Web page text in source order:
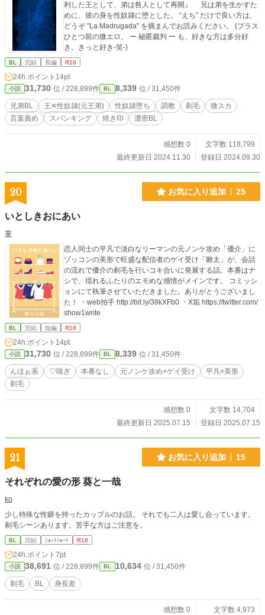
利した王として、弟は咎人として再開』 兄は弟を生かすた
めに、彼の身を性奴隷に堕とした。 “えち” だけで良い方は、
どうぞ "La Madrugada" を摘まんでお読みください。 (プラス
ひとつ前の微エロ、 ー 秘匿裁判 ー も、好きな方は多分好
き。きっと好き-笑-)
BL 完結 長編 R18
24h.ポイント 14pt
小説 31,730 位 / 228,899件 BL 8,339 位 / 31,450件
兄弟BL 王✕性奴隷(元王弟) 性奴隷堕ち 調教 剃毛
微スカ
言葉責め
スパンキング 焼き印 濃密BL
感想数 0
文字数 118,799
最終更新日 2024.11.30
登録日 2024.09.30
20 お気に入り追加 25
いとしきおにあい
掌
恋人同士の平凡で淡白なリーマンの元ノンケ攻め「優介」に
ゾッコンの美形で旺盛な配信者のゲイ受け「雛太」が、会話
の流れで優介の剃毛を行いコキ合いに発展する話。本番はナ
シで、揺れるふたりのエモめな感情がメインです。 コミッシ
ョンにて執筆させていただきました。ありがとうございまし
た！ ・web拍手 http://bit.ly/38kXFb0 ・X垢 https://twitter.com/
show1write
BL 完結 短編 R18
24h.ポイント 14pt
小説 31,730 位 / 228,899件 BL 8,339 位 / 31,450件
んほぉ系 ♡喘ぎ 本番なし 元ノンケ攻め×ゲイ受け
平凡×美形
剃毛
感想数 0
文字数 14,704
最終更新日 2025.07.15
登録日 2025.07.15
21 お気に入り追加 15
それぞれの愛の形 葵と一哉
ko
少し特殊な性癖を持ったカップルのお話。 それでも二人は愛し合っています。
剃毛シーンあります。苦手な方はご注意を。
BL 完結 ｼｮｰﾄｼｮｰﾄ R18
24h.ポイント 7pt
小説 38,691 位 / 228,899件 BL 10,634 位 / 31,450件
剃毛 BL 身長差
感想数 0
文字数 4,973